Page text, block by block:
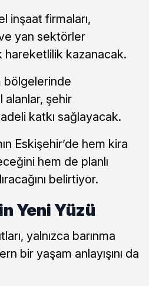
inşaat firmaları,
yan sektörler
kazanacak.
bölgelerinde
alanlar, şehir
katkı sağlayacak.
Eskişehir’de hem kira
hem de planlı
belirtiyor.
Yeni Yüzü
yalnızca barınma
bir yaşam anlayışını da